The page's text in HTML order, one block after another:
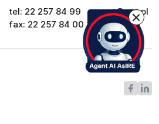
tel: 22 257 84 99
fax: 22 257 84 00
avt@avt.pl
avt.pl